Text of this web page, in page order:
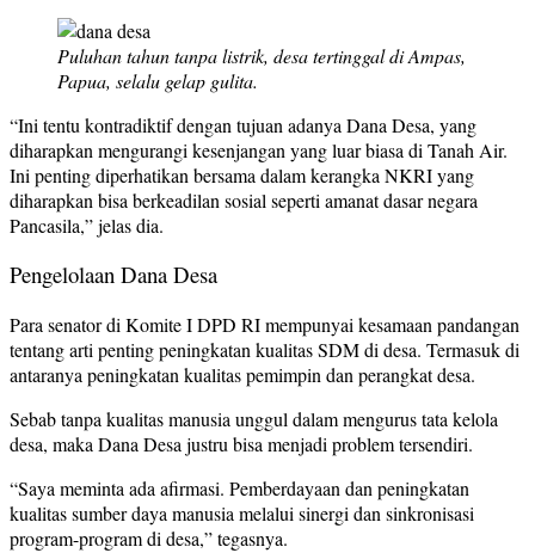
Puluhan tahun tanpa listrik, desa tertinggal di Ampas,
Papua, selalu gelap gulita.
“Ini tentu kontradiktif dengan tujuan adanya Dana Desa, yang
diharapkan mengurangi kesenjangan yang luar biasa di Tanah Air.
Ini penting diperhatikan bersama dalam kerangka NKRI yang
diharapkan bisa berkeadilan sosial seperti amanat dasar negara
Pancasila,” jelas dia.
Pengelolaan Dana Desa
Para senator di Komite I DPD RI mempunyai kesamaan pandangan
tentang arti penting peningkatan kualitas SDM di desa. Termasuk di
antaranya peningkatan kualitas pemimpin dan perangkat desa.
Sebab tanpa kualitas manusia unggul dalam mengurus tata kelola
desa, maka Dana Desa justru bisa menjadi problem tersendiri.
“Saya meminta ada afirmasi. Pemberdayaan dan peningkatan
kualitas sumber daya manusia melalui sinergi dan sinkronisasi
program-program di desa,” tegasnya.